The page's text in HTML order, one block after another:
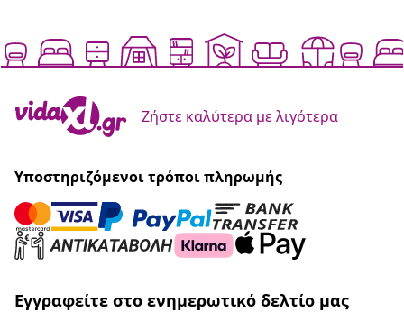
Ζήστε καλύτερα με λιγότερα
Υποστηριζόμενοι τρόποι πληρωμής
Εγγραφείτε στο ενημερωτικό δελτίο μας